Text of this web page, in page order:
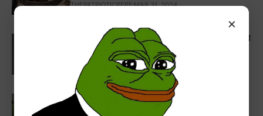
THEPATRIOTICPEPEMAR 31, 2024
যে কারণে বাংলাদেশে ল্যাটিন হরফে বাংলা লেখার প্রচলন শুরু করা
THEPATRIOTICPEPEFEB 13, 2024
১৮ কোটি হিজড়ার ভোটে খাম্বা তারেক এখন বাংলাদেশের
প্রধানমন্ত্রী !
×